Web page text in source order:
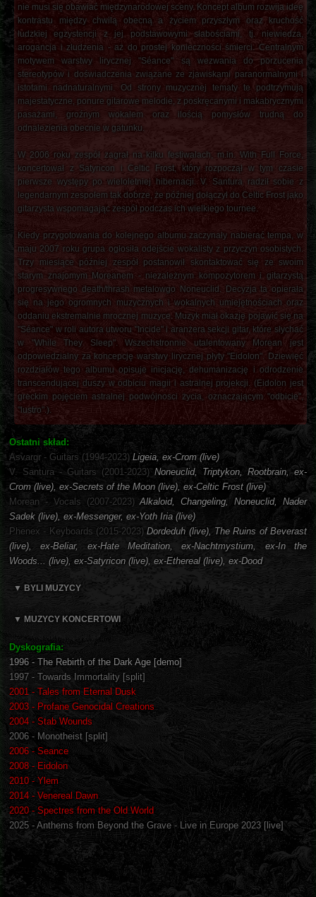
nie musi się obawiać międzynarodowej sceny. Koncept album rozwija ideę
kontrastu między chwilą obecną a życiem przyszłym oraz kruchość
ludzkiej egzystencji z jej podstawowymi słabościami, tj. niewiedza,
arogancja i złudzenia - aż do prostej konieczności śmierci. Centralnym
motywem warstwy lirycznej "Séance" są wezwania do porzucenia
stereotypów i doświadczenia związane ze zjawiskami paranormalnymi i
istotami nadnaturalnymi. Od strony muzycznej tematy te podtrzymują
majestatyczne, ponure gitarowe melodie, z poskręcanymi i makabrycznymi
pasażami, groźnym wokalem oraz ilością pomysłów trudną do
odnalezienia obecnie w gatunku.
W 2006 roku zespół zagrał na kilku festiwalach, m.in. With Full Force,
koncertował z Satyricon i Celtic Frost, który rozpoczął w tym czasie
pierwsze występy po wieloletniej hibernacji. V. Santura radził sobie z
legendarnym zespołem tak dobrze, że później dołączył do Celtic Frost jako
gitarzysta wspomagając zespół podczas ich wielkiego tournee.
Kiedy przygotowania do kolejnego albumu zaczynały nabierać tempa, w
maju 2007 roku grupa ogłosiła odejście wokalisty z przyczyn osobistych.
Trzy miesiące później zespół postanowił skontaktować się ze swoim
starym znajomym Moreanem - niezależnym kompozytorem i gitarzystą
progresywnego death/thrash metalowgo Noneuclid. Decyzja ta opierała
się na jego ogromnych muzycznych i wokalnych umiejętnościach oraz
oddaniu ekstremalnie mrocznej muzyce. Muzyk miał okazję pojawić się na
"Séance" w roli autora utworu "Incide" i aranżera sekcji gitar, które słychać
w "While They Sleep". Wszechstronnie utalentowany Morean jest
odpowiedzialny za koncepcję warstwy lirycznej płyty "Eidolon". Dziewięć
rozdziałów tego albumu opisuje inicjację, dehumanizację i odrodzenie
transcendującej duszy w odbiciu magii i astralnej projekcji. (Eidolon jest
greckim pojęciem astralnej podwójnosci życia, oznaczającym "odbicie",
"lustro".).
Ostatni skład:
Asvargr - Guitars (1994-2023) Ligeia, ex-Crom (live)
V. Santura - Guitars (2001-2023) Noneuclid, Triptykon, Rootbrain, ex-
Crom (live), ex-Secrets of the Moon (live), ex-Celtic Frost (live)
Morean - Vocals (2007-2023)Alkaloid, Changeling, Noneuclid, Nader
Sadek (live), ex-Messenger, ex-Yoth Iria (live)
Phenex - Keyboards (2015-2023)Dordeduh (live), The Ruins of Beverast
(live), ex-Beliar, ex-Hate Meditation, ex-Nachtmystium, ex-In the
Woods... (live), ex-Satyricon (live), ex-Ethereal (live), ex-Dood
▼ BYLI MUZYCY
▼ MUZYCY KONCERTOWI
Dyskografia:
1996 - The Rebirth of the Dark Age [demo]
1997 - Towards Immortality [split]
2001 - Tales from Eternal Dusk
2003 - Profane Genocidal Creations
2004 - Stab Wounds
2006 - Monotheist [split]
2006 - Seance
2008 - Eidolon
2010 - Ylem
2014 - Venereal Dawn
2020 - Spectres from the Old World
2025 - Anthems from Beyond the Grave - Live in Europe 2023 [live]